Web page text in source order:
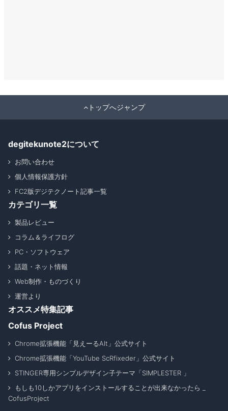
トップへジャンプ
degitekunote2について
お問い合わせ
個人情報保護方針
FC2版デジテクノート記事一覧
カテゴリ一覧
製品レビュー
コラム＆ライフログ
PC・ソフトウェア
話題・ネット情報
Web制作・ものづくり
運営より
オススメ特集記事
Cofus Project
Chrome拡張機能「見えーるAlt」公式サイト
Chrome拡張機能「YouTube ScRfixeder」公式サイト
STINGER専用シンプルデザイン子テーマ「SIMPLESTER 」
もしも10しかアプリをインストールすることが出来なかったら _
CofusProject